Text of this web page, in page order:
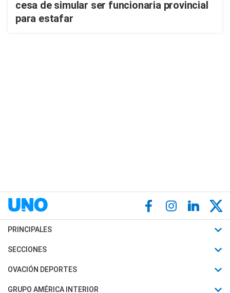
cesa de simular ser funcionaria provincial
para estafar
PRINCIPALES
Últimas Noticias
Política
SECCIONES
Horóscopo
Motores
OVACIÓN DEPORTES
Fútbol
GRUPO AMÉRICA INTERIOR